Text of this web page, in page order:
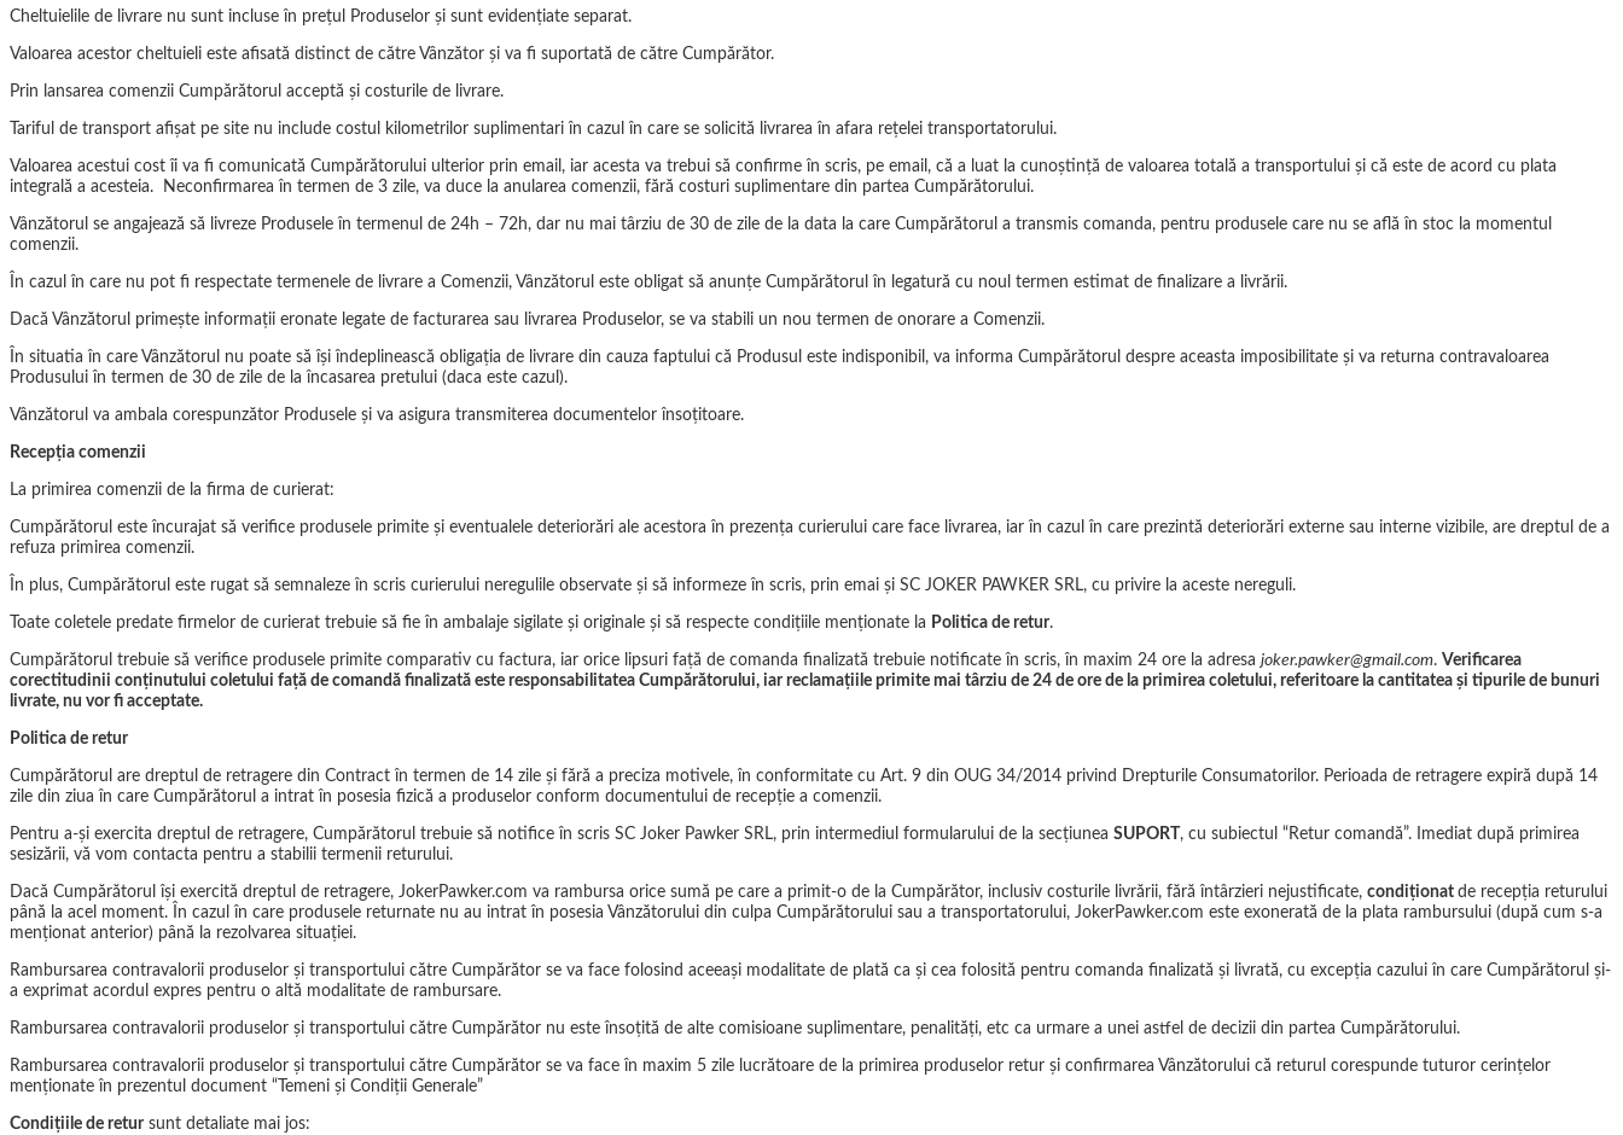
Cheltuielile de livrare nu sunt incluse în prețul Produselor și sunt evidențiate separat.
Valoarea acestor cheltuieli este afisată distinct de către Vânzător și va fi suportată de către Cumpărător.
Prin lansarea comenzii Cumpărătorul acceptă și costurile de livrare.
Tariful de transport afișat pe site nu include costul kilometrilor suplimentari în cazul în care se solicită livrarea în afara rețelei transportatorului.
Valoarea acestui cost îi va fi comunicată Cumpărătorului ulterior prin email, iar acesta va trebui să confirme în scris, pe email, că a luat la cunoștință de valoarea totală a transportului și că este de acord cu plata
integrală a acesteia. Neconfirmarea în termen de 3 zile, va duce la anularea comenzii, fără costuri suplimentare din partea Cumpărătorului.
Vânzătorul se angajează să livreze Produsele în termenul de 24h – 72h, dar nu mai târziu de 30 de zile de la data la care Cumpărătorul a transmis comanda, pentru produsele care nu se află în stoc la momentul
comenzii.
În cazul în care nu pot fi respectate termenele de livrare a Comenzii, Vânzătorul este obligat să anunțe Cumpărătorul în legatură cu noul termen estimat de finalizare a livrării.
Dacă Vânzătorul primește informații eronate legate de facturarea sau livrarea Produselor, se va stabili un nou termen de onorare a Comenzii.
În situatia în care Vânzătorul nu poate să își îndeplinească obligația de livrare din cauza faptului că Produsul este indisponibil, va informa Cumpărătorul despre aceasta imposibilitate și va returna contravaloarea
Produsului în termen de 30 de zile de la încasarea pretului (daca este cazul).
Vânzătorul va ambala corespunzător Produsele și va asigura transmiterea documentelor însoțitoare.
Recepţia comenzii
La primirea comenzii de la firma de curierat:
Cumpărătorul este încurajat să verifice produsele primite şi eventualele deteriorări ale acestora în prezenţa curierului care face livrarea, iar în cazul în care prezintă deteriorări externe sau interne vizibile, are dreptul de a
refuza primirea comenzii.
În plus, Cumpărătorul este rugat să semnaleze în scris curierului neregulile observate şi să informeze în scris, prin emai și SC JOKER PAWKER SRL, cu privire la aceste nereguli.
Toate coletele predate firmelor de curierat trebuie să fie în ambalaje sigilate şi originale şi să respecte condiţiile menţionate la Politica de retur.
Cumpărătorul trebuie să verifice produsele primite comparativ cu factura, iar orice lipsuri faţă de comanda finalizată trebuie notificate în scris, în maxim 24 ore la adresa joker.pawker@gmail.com. Verificarea
corectitudinii conţinutului coletului faţă de comandă finalizată este responsabilitatea Cumpărătorului, iar reclamaţiile primite mai târziu de 24 de ore de la primirea coletului, referitoare la cantitatea şi tipurile de bunuri
livrate, nu vor fi acceptate.
Politica de retur
Cumpărătorul are dreptul de retragere din Contract în termen de 14 zile şi fără a preciza motivele, în conformitate cu Art. 9 din OUG 34/2014 privind Drepturile Consumatorilor. Perioada de retragere expiră după 14
zile din ziua în care Cumpărătorul a intrat în posesia fizică a produselor conform documentului de recepţie a comenzii.
Pentru a-şi exercita dreptul de retragere, Cumpărătorul trebuie să notifice în scris SC Joker Pawker SRL, prin intermediul formularului de la secțiunea SUPORT , cu subiectul “Retur comandă”. Imediat după primirea
sesizării, vă vom contacta pentru a stabilii termenii returului.
Dacă Cumpărătorul îşi exercită dreptul de retragere, JokerPawker.com va rambursa orice sumă pe care a primit-o de la Cumpărător, inclusiv costurile livrării, fără întârzieri nejustificate, condiţionat de recepţia returului
până la acel moment. În cazul în care produsele returnate nu au intrat în posesia Vânzătorului din culpa Cumpărătorului sau a transportatorului, JokerPawker.com este exonerată de la plata rambursului (după cum s-a
menţionat anterior) până la rezolvarea situaţiei.
Rambursarea contravalorii produselor şi transportului către Cumpărător se va face folosind aceeaşi modalitate de plată ca şi cea folosită pentru comanda finalizată şi livrată, cu excepţia cazului în care Cumpărătorul şi-
a exprimat acordul expres pentru o altă modalitate de rambursare.
Rambursarea contravalorii produselor şi transportului către Cumpărător nu este însoţită de alte comisioane suplimentare, penalităţi, etc ca urmare a unei astfel de decizii din partea Cumpărătorului.
Rambursarea contravalorii produselor şi transportului către Cumpărător se va face în maxim 5 zile lucrătoare de la primirea produselor retur şi confirmarea Vânzătorului că returul corespunde tuturor cerinţelor
menţionate în prezentul document “Temeni și Condiții Generale”
Condiţiile de retursunt detaliate mai jos: